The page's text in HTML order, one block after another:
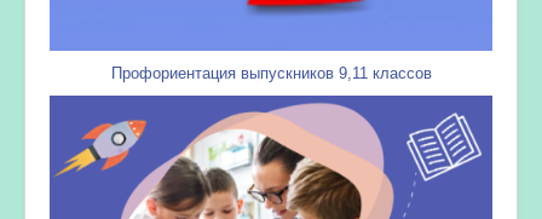
Профориентация выпускников 9,11 классов